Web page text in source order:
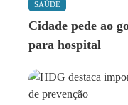
SAÚDE
Cidade pede ao
para hospital